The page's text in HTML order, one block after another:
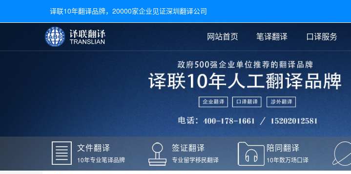
译联10年翻译品牌，20000家企业见证深圳翻译公司
网站首页 笔译翻译
文件翻译 医学翻译 法律翻译 说明书翻译
口译服务
广交会翻译 交替传译 同声传译
常用语种翻译
日语翻译
德语翻译
老挝语翻译 泰语翻译
葡萄牙语翻译
毕业证翻译
户口本翻译
签证材料翻译
银行流水翻译
驾照翻译
疫苗本翻译
新冠疫苗接种证明翻译
证件翻译报价
签证翻译
口译新闻
翻译新闻
文件翻译
10年专业笔译品牌
签证翻译
专业留学移民翻译
陪同翻译
10年数万场口译